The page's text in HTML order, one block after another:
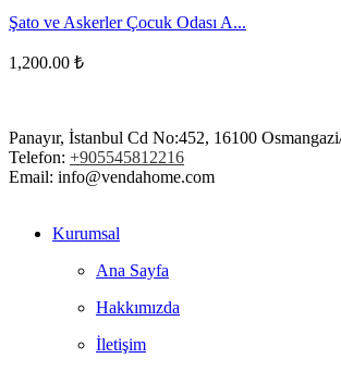
Şato ve Askerler Çocuk Odası A...
1,200.00 ₺
Panayır, İstanbul Cd No:452, 16100
Telefon: +905545812216
Email: info@vendahome.com
Kurumsal
Ana Sayfa
Hakkımızda
İletişim